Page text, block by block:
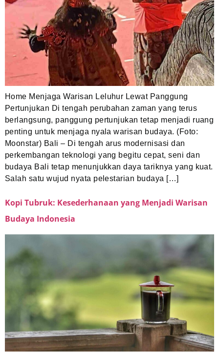
Home Menjaga Warisan Leluhur Lewat Panggung
Pertunjukan Di tengah perubahan zaman yang terus
berlangsung, panggung pertunjukan tetap menjadi ruang
penting untuk menjaga nyala warisan budaya. (Foto:
Moonstar) Bali – Di tengah arus modernisasi dan
perkembangan teknologi yang begitu cepat, seni dan
budaya Bali tetap menunjukkan daya tariknya yang kuat.
Salah satu wujud nyata pelestarian budaya […]
Kopi Tubruk: Kesederhanaan yang Menjadi Warisan
Budaya Indonesia